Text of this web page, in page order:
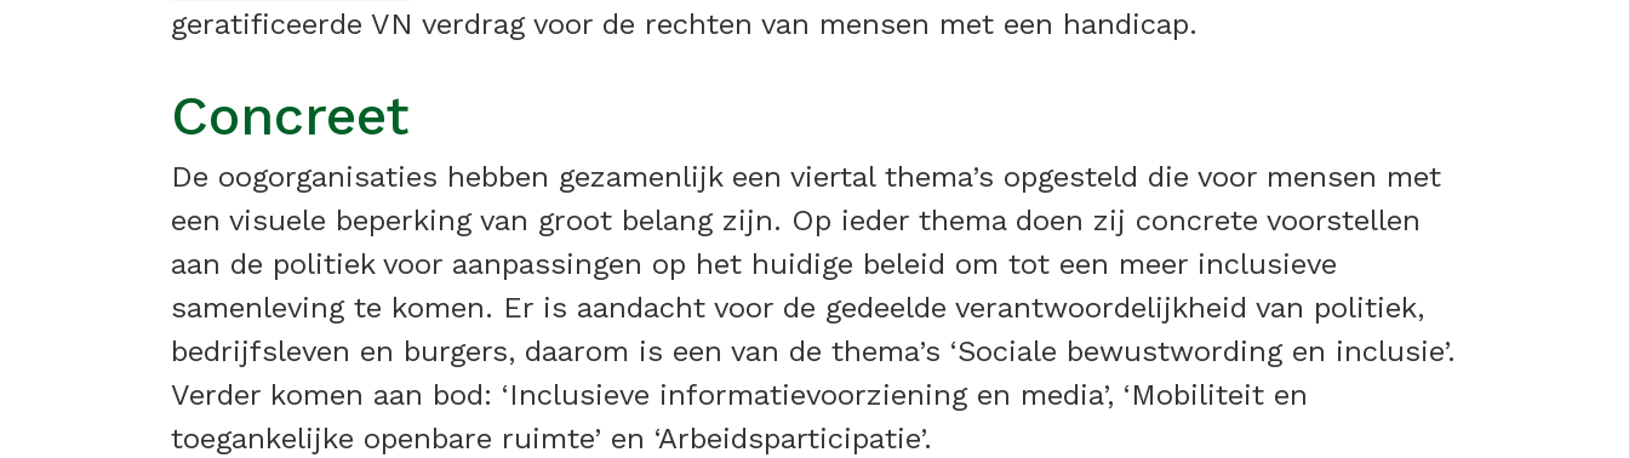
geratificeerde VN verdrag voor de rechten van mensen met een handicap.
Concreet
De oogorganisaties hebben gezamenlijk een viertal thema’s opgesteld die voor mensen met
een visuele beperking van groot belang zijn. Op ieder thema doen zij concrete voorstellen
aan de politiek voor aanpassingen op het huidige beleid om tot een meer inclusieve
samenleving te komen. Er is aandacht voor de gedeelde verantwoordelijkheid van politiek,
bedrijfsleven en burgers, daarom is een van de thema’s ‘Sociale bewustwording en inclusie’.
Verder komen aan bod: ‘Inclusieve informatievoorziening en media’, ‘Mobiliteit en
toegankelijke openbare ruimte’ en ‘Arbeidsparticipatie’.